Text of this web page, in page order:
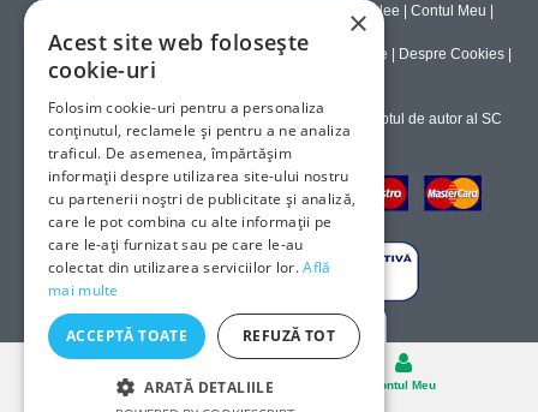
Calitatea Tablourilor Giclee | Contul Meu |
Tablouri la Comanda
Politica de Livrare si Retur| Politica de Confidentialitate | Despre Cookies |
Copyright © 2023-2026 - Textele şi imaginile sub dreptul de autor al SC
ArtInvest SRL
Cosul Contul Meu
×
Acest site web folosește
cookie-uri
Folosim cookie-uri pentru a personaliza
conținutul, reclamele și pentru a ne analiza
traficul. De asemenea, împărtășim
informații despre utilizarea site-ului nostru
cu partenerii noștri de publicitate și analiză,
care le pot combina cu alte informații pe
care le-ați furnizat sau pe care le-au
colectat din utilizarea serviciilor lor.Află
mai multe
ACCEPTĂ TOATE REFUZĂ TOT
ARATĂ DETALIILE